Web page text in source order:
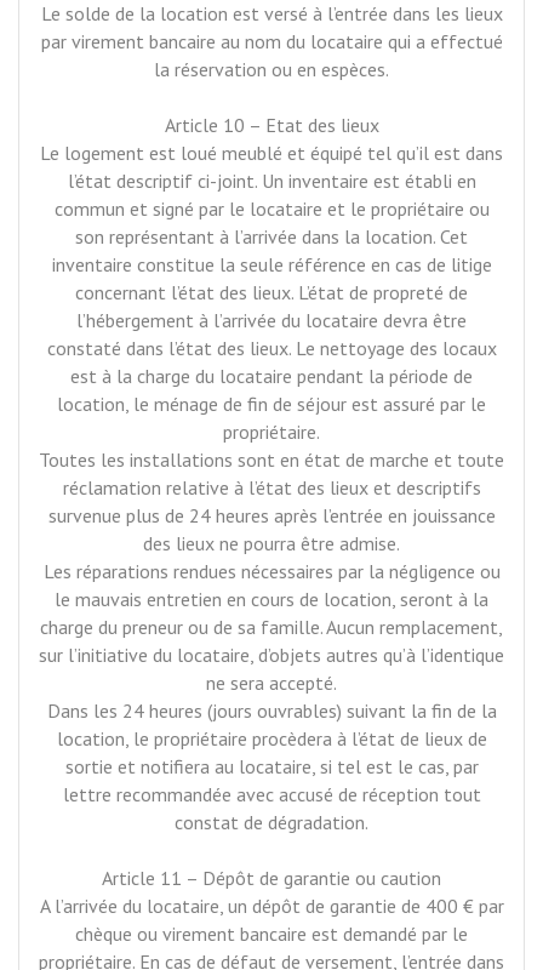
Le solde de la location est versé à l’entrée dans les lieux
par virement bancaire au nom du locataire qui a effectué
la réservation ou en espèces.
Article 10 – Etat des lieux
Le logement est loué meublé et équipé tel qu’il est dans
l’état descriptif ci-joint. Un inventaire est établi en
commun et signé par le locataire et le propriétaire ou
son représentant à l’arrivée dans la location. Cet
inventaire constitue la seule référence en cas de litige
concernant l’état des lieux. L’état de propreté de
l’hébergement à l’arrivée du locataire devra être
constaté dans l’état des lieux. Le nettoyage des locaux
est à la charge du locataire pendant la période de
location, le ménage de fin de séjour est assuré par le
propriétaire.
Toutes les installations sont en état de marche et toute
réclamation relative à l’état des lieux et descriptifs
survenue plus de 24 heures après l’entrée en jouissance
des lieux ne pourra être admise.
Les réparations rendues nécessaires par la négligence ou
le mauvais entretien en cours de location, seront à la
charge du preneur ou de sa famille. Aucun remplacement,
sur l’initiative du locataire, d’objets autres qu’à l’identique
ne sera accepté.
Dans les 24 heures (jours ouvrables) suivant la fin de la
location, le propriétaire procèdera à l’état de lieux de
sortie et notifiera au locataire, si tel est le cas, par
lettre recommandée avec accusé de réception tout
constat de dégradation.
Article 11 – Dépôt de garantie ou caution
A l’arrivée du locataire, un dépôt de garantie de 400 € par
chèque ou virement bancaire est demandé par le
propriétaire. En cas de défaut de versement, l’entrée dans